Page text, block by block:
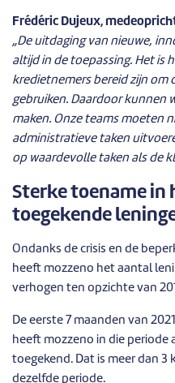
Frédéric Dujeux,
„De uitdaging van nieuwe,
altijd in de toepassing. Het is
kredietnemers bereid zijn om
gebruiken. Daardoor kunnen
maken. Onze teams moeten
administratieve taken
op waardevolle taken als de
Sterke toename in
toegekende
Ondanks de crisis en de
heeft mozzeno het aantal
verhogen ten opzichte van
De eerste 7 maanden van
heeft mozzeno in die periode
toegekend. Dat is meer dan 3
dezelfde periode.